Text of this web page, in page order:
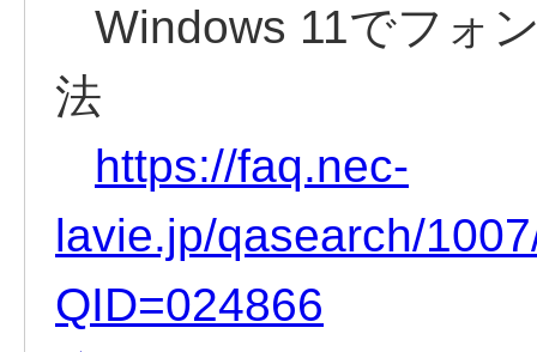
Windows 11でフォ
法
https://faq.nec-
lavie.jp/qasearch/
QID=024866